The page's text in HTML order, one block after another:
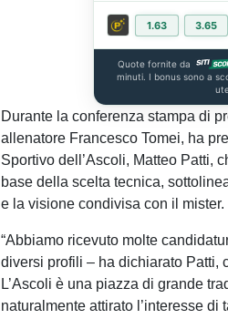
1.63 3.65
Quote fornite da
minuti. I bonus sono a
Durante la conferenza stampa di
allenatore Francesco Tomei, ha
Sportivo dell’Ascoli, Matteo Patti,
base della scelta tecnica,
e la visione condivisa con il mister.
“Abbiamo ricevuto molte
diversi profili – ha dichiarato Patti,
L’Ascoli è una piazza di grande
naturalmente attirato l’interesse